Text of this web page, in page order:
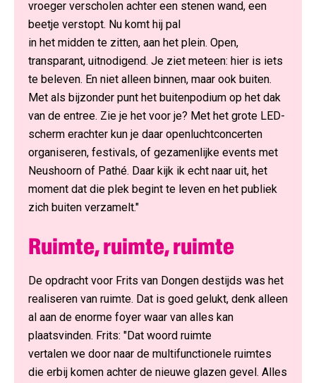
vroeger verscholen achter een stenen wand, een
beetje verstopt. Nu komt hij pal
in het midden te zitten, aan het plein. Open,
transparant, uitnodigend. Je ziet meteen: hier is iets
te beleven. En niet alleen binnen, maar ook buiten.
Met als bijzonder punt het buitenpodium op het dak
van de entree. Zie je het voor je? Met het grote LED-
scherm erachter kun je daar openluchtconcerten
organiseren, festivals, of gezamenlijke events met
Neushoorn of Pathé. Daar kijk ik echt naar uit, het
moment dat die plek begint te leven en het publiek
zich buiten verzamelt."
Ruimte, ruimte, ruimte
De opdracht voor Frits van Dongen destijds was het
realiseren van ruimte. Dat is goed gelukt, denk alleen
al aan de enorme foyer waar van alles kan
plaatsvinden. Frits: "Dat woord ruimte
vertalen we door naar de multifunctionele ruimtes
die erbij komen achter de nieuwe glazen gevel. Alles